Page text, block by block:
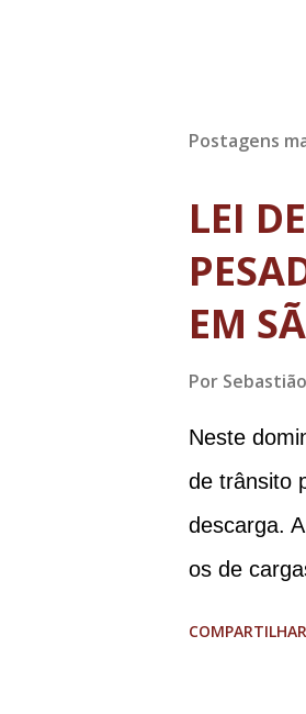
Postagens
LEI
EM
Por
Neste
de trânsito
descarga.
os de
COMPARTILHAR